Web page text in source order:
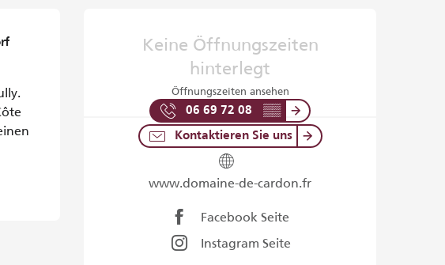
Öffnungszeiten &
Keine Öffnungszeiten
hinterlegt
Öffnungszeiten ansehen
06 69 72 08 ▒▒
Kontaktieren Sie uns
www.domaine-de-cardon.fr
Facebook Seite
Instagram Seite